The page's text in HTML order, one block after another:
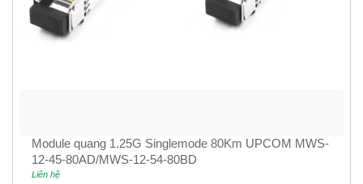
Module quang 1.25G Singlemode 80Km UPCOM MWS-
12-45-80AD/MWS-12-54-80BD
Liên hệ